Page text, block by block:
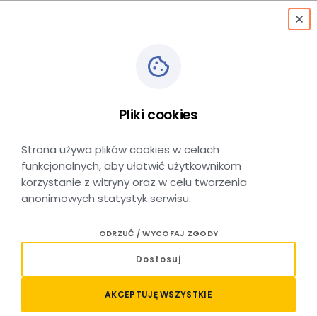
Finał akcji Funduszowy
Maj za nami!
W piątek, 29 maja, w ramach wydarzenia „MAJujże
z FUNduszami w Cogiteonie!” mieliśmy okazję
wspólnie świętować zakończenie tegorocznej
edycji Funduszowego Maja
Pliki cookies
Strona używa plików cookies w celach
funkcjonalnych, aby ułatwić użytkownikom
korzystanie z witryny oraz w celu tworzenia
anonimowych statystyk serwisu.
ODRZUĆ / WYCOFAJ ZGODY
Dostosuj
AKCEPTUJĘ WSZYSTKIE